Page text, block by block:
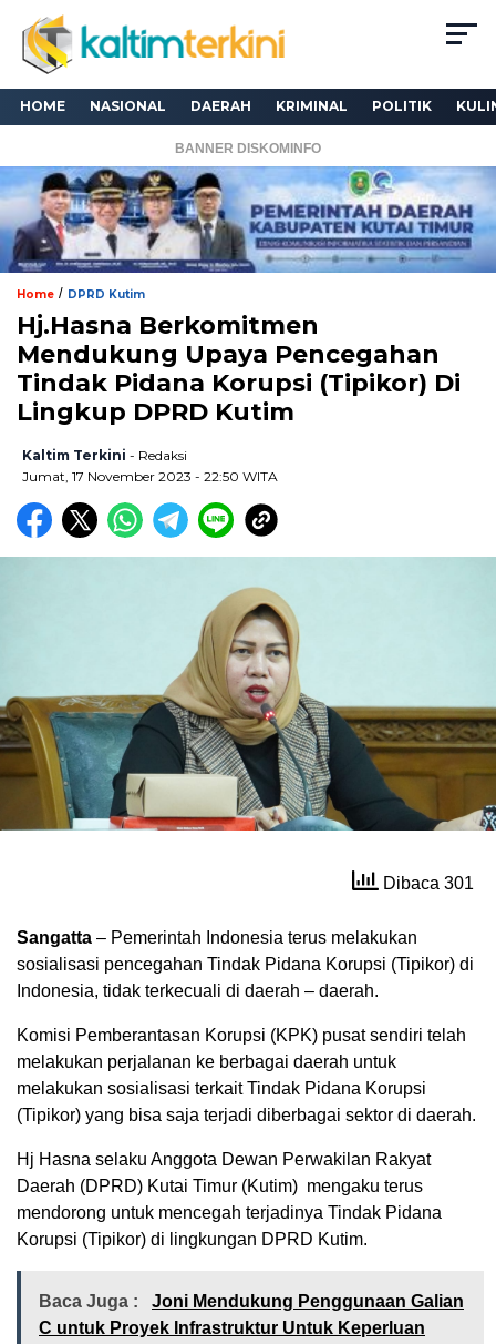
HOME NASIONAL DAERAH KRIMINAL POLITIK
BANNER DISKOMINFO
Home / DPRD Kutim
Hj.Hasna Berkomitmen
Mendukung Upaya Pencegahan
Tindak Pidana Korupsi (Tipikor) Di
Lingkup DPRD Kutim
Kaltim Terkini - Redaksi
Jumat, 17 November 2023 - 22:50 WITA
Dibaca 301
Sangatta – Pemerintah Indonesia terus melakukan
sosialisasi pencegahan Tindak Pidana Korupsi (Tipikor) di
Indonesia, tidak terkecuali di daerah – daerah.
Komisi Pemberantasan Korupsi (KPK) pusat sendiri telah
melakukan perjalanan ke berbagai daerah untuk
melakukan sosialisasi terkait Tindak Pidana Korupsi
(Tipikor) yang bisa saja terjadi diberbagai sektor di daerah.
Hj Hasna selaku Anggota Dewan Perwakilan Rakyat
Daerah (DPRD) Kutai Timur (Kutim) mengaku terus
mendorong untuk mencegah terjadinya Tindak Pidana
Korupsi (Tipikor) di lingkungan DPRD Kutim.
Baca Juga :
Joni Mendukung Penggunaan Galian
C untuk Proyek Infrastruktur Untuk Keperluan